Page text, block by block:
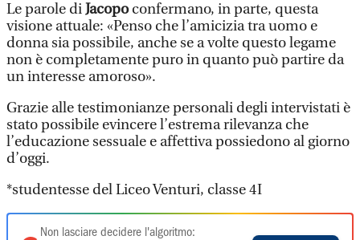
Le parole diJacopoconfermano, in parte, questa
visione attuale: «Penso che l’amicizia tra uomo e
donna sia possibile, anche se a volte questo legame
non è completamente puro in quanto può partire da
un interesse amoroso».
Grazie alle testimonianze personali degli intervistati è
stato possibile evincere l’estrema rilevanza che
l’educazione sessuale e affettiva possiedono al giorno
d’oggi.
*studentesse del Liceo Venturi, classe 4I
Non lasciare decidere l'algoritmo: